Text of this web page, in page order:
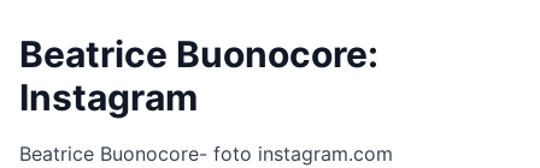
Beatrice Buonocore:
Instagram
Beatrice Buonocore- foto instagram.com